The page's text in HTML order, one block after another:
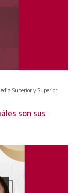
Superior y Superior,
son sus